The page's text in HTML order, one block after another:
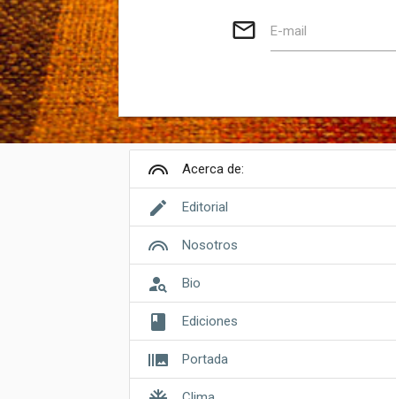
mail_outline E-mail
looks Acerca de:
edit Editorial
looks Nosotros
person_search Bio
book Ediciones
burst_mode Portada